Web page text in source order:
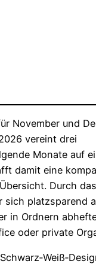
November und
vereint drei
Monate auf
damit eine
Durch
sich platzsparend
in Ordnern
oder private